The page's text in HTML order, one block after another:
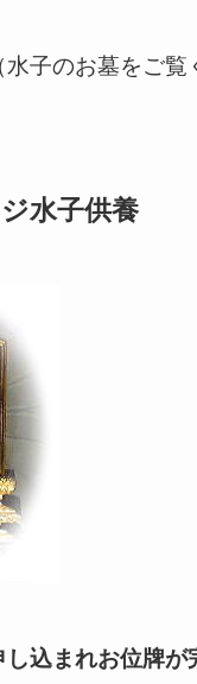
水子のお墓をご覧
水子供養
込まれお位牌が